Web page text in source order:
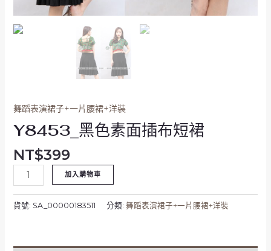
舞蹈表演裙子+一片腰裙+洋裝
Y8453_黑色素面插布短裙
NT$399
加入購物車
貨號: SA_00000183511 分類: 舞蹈表演裙子+一片腰裙+洋裝